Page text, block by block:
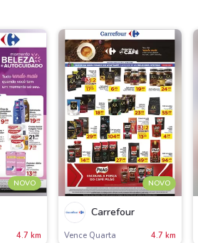
NOVO
4.7 km
NOVO
Carrefour
Vence Quarta 4.7 km